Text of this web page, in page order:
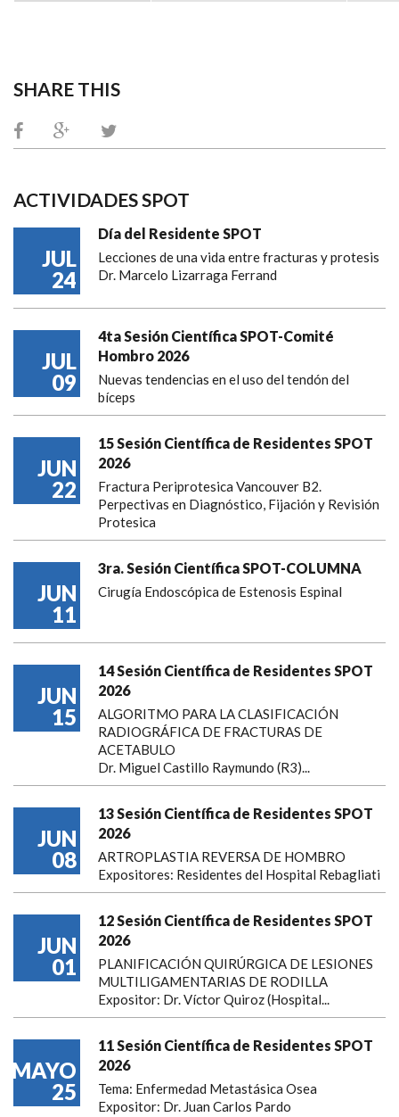
SHARE THIS
ACTIVIDADES SPOT
JUL
24
Día del Residente SPOT
Lecciones de una vida entre fracturas y protesis
Dr. Marcelo Lizarraga Ferrand
JUL
09
4ta Sesión Científica SPOT-Comité
Hombro 2026
Nuevas tendencias en el uso del tendón del
bíceps
JUN
22
15 Sesión Científica de Residentes SPOT
2026
Fractura Periprotesica Vancouver B2.
Perpectivas en Diagnóstico, Fijación y Revisión
Protesica
JUN
11
3ra. Sesión Científica SPOT-COLUMNA
Cirugía Endoscópica de Estenosis Espinal
JUN
15
14 Sesión Científica de Residentes SPOT
2026
ALGORITMO PARA LA CLASIFICACIÓN
RADIOGRÁFICA DE FRACTURAS DE
ACETABULO
Dr. Miguel Castillo Raymundo (R3)...
JUN
08
13 Sesión Científica de Residentes SPOT
2026
ARTROPLASTIA REVERSA DE HOMBRO
Expositores: Residentes del Hospital Rebagliati
JUN
01
12 Sesión Científica de Residentes SPOT
2026
PLANIFICACIÓN QUIRÚRGICA DE LESIONES
MULTILIGAMENTARIAS DE RODILLA
Expositor: Dr. Víctor Quiroz (Hospital...
MAYO
25
11 Sesión Científica de Residentes SPOT
2026
Tema: Enfermedad Metastásica Osea
Expositor: Dr. Juan Carlos Pardo